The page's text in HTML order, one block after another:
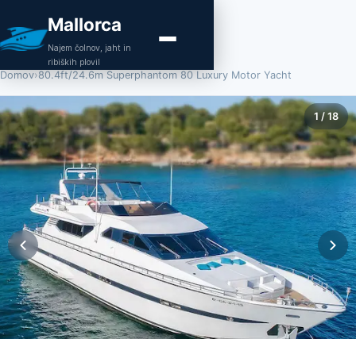
Mallorca
Najem čolnov, jaht in
ribiških plovil
Domov›80.4ft/24.6m Superphantom 80 Luxury Motor Yacht
1 /18